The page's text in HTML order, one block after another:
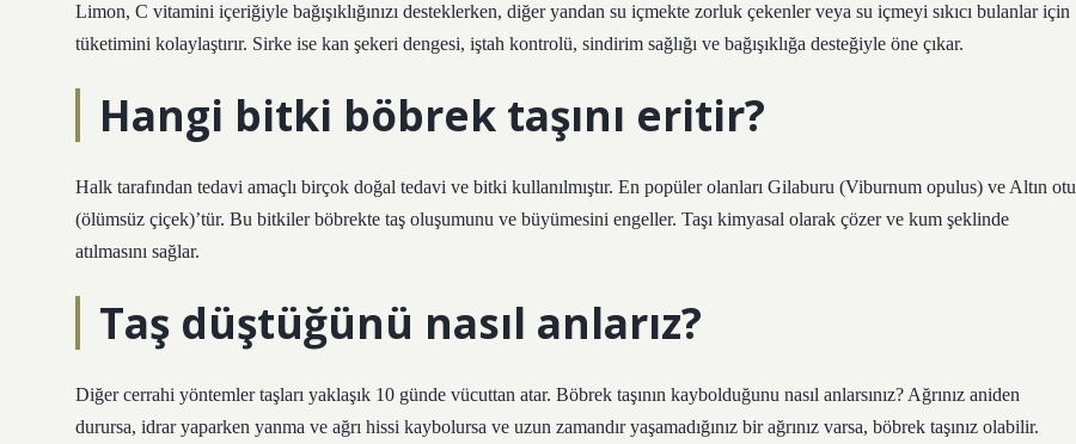
Limon, C vitamini içeriğiyle bağışıklığınızı desteklerken, diğer yandan su içmekte zorluk çekenler veya su içmeyi sıkıcı bulanlar için
tüketimini kolaylaştırır. Sirke ise kan şekeri dengesi, iştah kontrolü, sindirim sağlığı ve bağışıklığa desteğiyle öne çıkar.
Hangi bitki böbrek taşını eritir?
Halk tarafından tedavi amaçlı birçok doğal tedavi ve bitki kullanılmıştır. En popüler olanları Gilaburu (Viburnum opulus) ve Altın otu
(ölümsüz çiçek)’tür. Bu bitkiler böbrekte taş oluşumunu ve büyümesini engeller. Taşı kimyasal olarak çözer ve kum şeklinde
atılmasını sağlar.
Taş düştüğünü nasıl anlarız?
Diğer cerrahi yöntemler taşları yaklaşık 10 günde vücuttan atar. Böbrek taşının kaybolduğunu nasıl anlarsınız? Ağrınız aniden
durursa, idrar yaparken yanma ve ağrı hissi kaybolursa ve uzun zamandır yaşamadığınız bir ağrınız varsa, böbrek taşınız olabilir.